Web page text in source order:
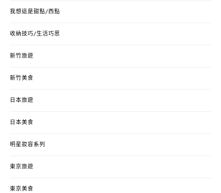
我想這是甜點/西點
收納技巧/生活巧思
新竹旅遊
新竹美食
日本旅遊
日本美食
明星妝容系列
東京旅遊
東京美食